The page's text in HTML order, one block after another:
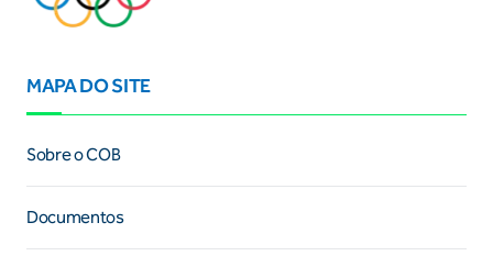
MAPA DO SITE
Sobre o COB
Documentos